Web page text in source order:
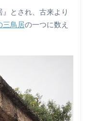
とされ、古来より
三鳥居の一つに数え